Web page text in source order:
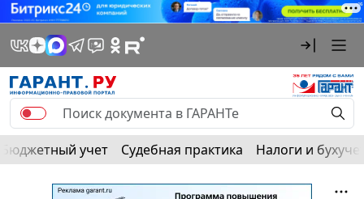
Бюджетный учет Судебная практика Налоги и